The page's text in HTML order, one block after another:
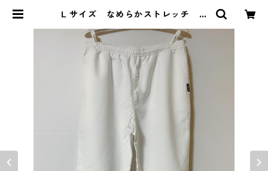
Ｌサイズ なめらかストレッチ 総
ア ホワイト KAE-3879 | DOLU
CK PRODUCE